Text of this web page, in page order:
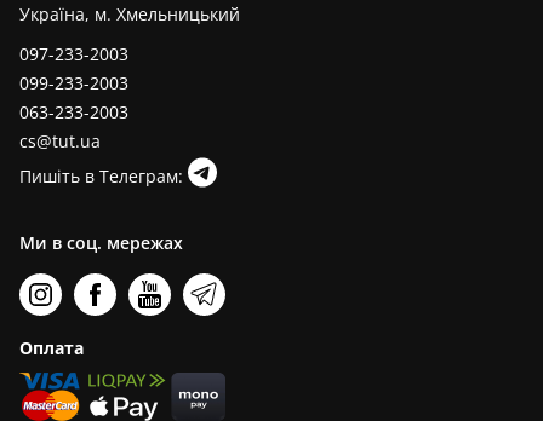
Україна, м. Хмельницький
097-233-2003
099-233-2003
063-233-2003
cs@tut.ua
Пишіть в Телеграм:
Ми в соц. мережах
Оплата